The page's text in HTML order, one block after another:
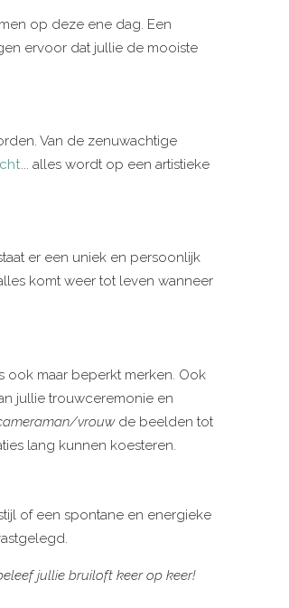
op deze ene dag. Een
ervoor dat jullie de mooiste
Van de zenuwachtige
... alles wordt op een artistieke
er een uniek en persoonlijk
komt weer tot leven wanneer
ook maar beperkt merken. Ook
jullie trouwceremonie en
vrouwde beelden tot
lang kunnen koesteren.
of een spontane en energieke
jullie bruiloft keer op keer!